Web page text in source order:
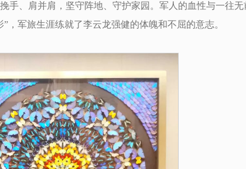
手、肩并肩，坚守阵地、守护家园。军人的血性与一往
军旅生涯练就了李云龙强健的体魄和不屈的意志。